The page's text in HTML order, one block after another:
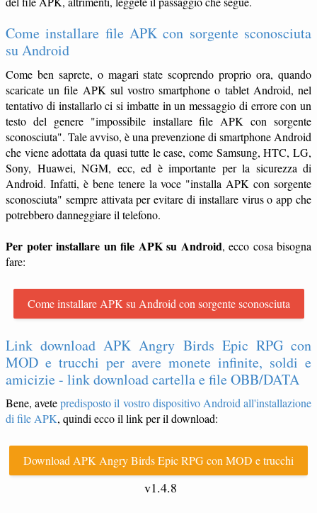
Come installare file APK con sorgente sconosciuta
su Android
Come ben saprete, o magari state scoprendo proprio ora, quando
scaricate un file APK sul vostro smartphone o tablet Android, nel
tentativo di installarlo ci si imbatte in un messaggio di errore con un
testo del genere "impossibile installare file APK con sorgente
sconosciuta". Tale avviso, è una prevenzione di smartphone Android
che viene adottata da quasi tutte le case, come Samsung, HTC, LG,
Sony, Huawei, NGM, ecc, ed è importante per la sicurezza di
Android. Infatti, è bene tenere la voce "installa APK con sorgente
sconosciuta" sempre attivata per evitare di installare virus o app che
potrebbero danneggiare il telefono.
Per poter installare un file APK su Android, ecco cosa bisogna
fare:
Come installare APK su Android con sorgente sconosciuta
Link download APK Angry Birds Epic RPG con
MOD e trucchi per avere monete infinite, soldi e
amicizie - link download cartella e file OBB/DATA
Bene, avetepredisposto il vostro dispositivo Android all'installazione
di file APK, quindi ecco il link per il download:
Download APK Angry Birds Epic RPG con MOD e trucchi
v1.4.8